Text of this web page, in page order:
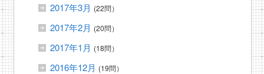
2017年3月 (22問）
2017年2月 (20問）
2017年1月 (18問）
2016年12月 (19問）